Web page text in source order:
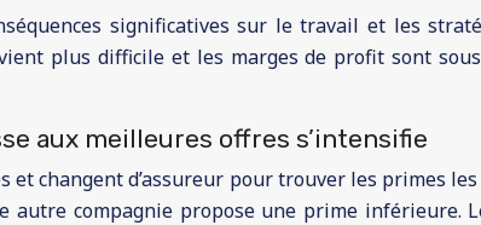
significatives sur le travail et les
plus difficile et les marges de profit sont
aux meilleures offres s’intensifie
et changent d’assureur pour trouver les primes
compagnie propose une prime inférieure.